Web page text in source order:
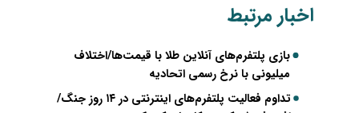
اخبار مرتبط
بازی پلتفرم‌های آنلاین طلا با قیمت‌ها/اختلاف
میلیونی با نرخ رسمی اتحادیه
تداوم فعالیت پلتفرم‌های اینترنتی در ۱۴ روز جنگ/